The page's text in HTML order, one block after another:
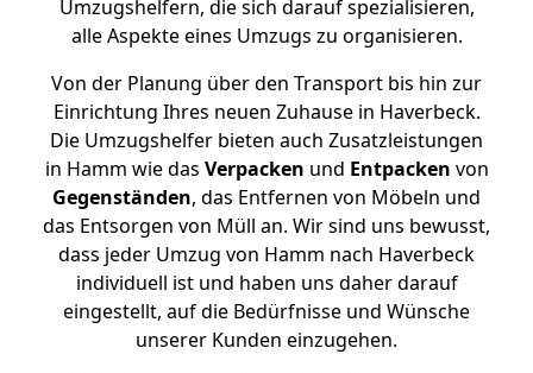
Umzugshelfern, die sich darauf spezialisieren,
alle Aspekte eines Umzugs zu organisieren.
Von der Planung über den Transport bis hin zur
Einrichtung Ihres neuen Zuhause in Haverbeck.
Die Umzugshelfer bieten auch Zusatzleistungen
in Hamm wie das Verpacken und Entpacken von
Gegenständen, das Entfernen von Möbeln und
das Entsorgen von Müll an. Wir sind uns bewusst,
dass jeder Umzug von Hamm nach Haverbeck
individuell ist und haben uns daher darauf
eingestellt, auf die Bedürfnisse und Wünsche
unserer Kunden einzugehen.